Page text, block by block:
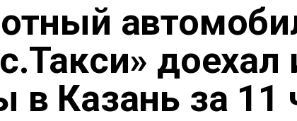
доехал
в Казань за 11